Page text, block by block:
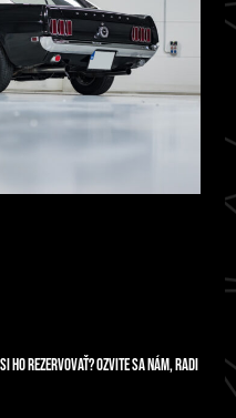
ho rezervovať? Ozvite sa nám, radi